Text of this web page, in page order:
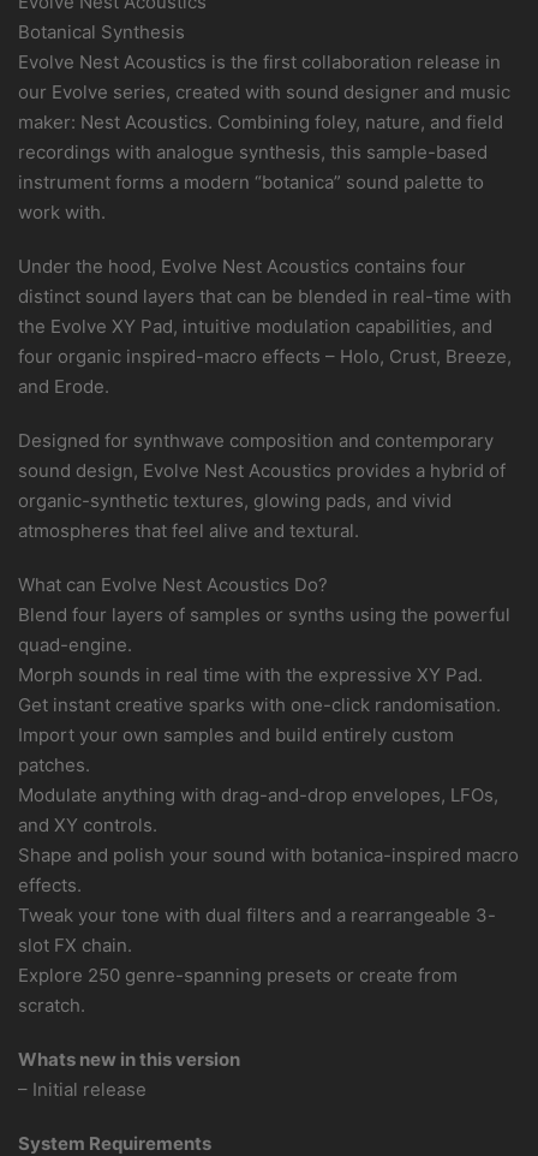
Botanical Synthesis
Evolve Nest Acoustics is the first collaboration release in
our Evolve series, created with sound designer and music
maker: Nest Acoustics. Combining foley, nature, and field
recordings with analogue synthesis, this sample-based
instrument forms a modern “botanica” sound palette to
work with.
Under the hood, Evolve Nest Acoustics contains four
distinct sound layers that can be blended in real-time with
the Evolve XY Pad, intuitive modulation capabilities, and
four organic inspired-macro effects – Holo, Crust, Breeze,
and Erode.
Designed for synthwave composition and contemporary
sound design, Evolve Nest Acoustics provides a hybrid of
organic-synthetic textures, glowing pads, and vivid
atmospheres that feel alive and textural.
What can Evolve Nest Acoustics Do?
Blend four layers of samples or synths using the powerful
quad-engine.
Morph sounds in real time with the expressive XY Pad.
Get instant creative sparks with one-click randomisation.
Import your own samples and build entirely custom
patches.
Modulate anything with drag-and-drop envelopes, LFOs,
and XY controls.
Shape and polish your sound with botanica-inspired macro
effects.
Tweak your tone with dual filters and a rearrangeable 3-
slot FX chain.
Explore 250 genre-spanning presets or create from
scratch.
Whats new in this version
– Initial release
System Requirements